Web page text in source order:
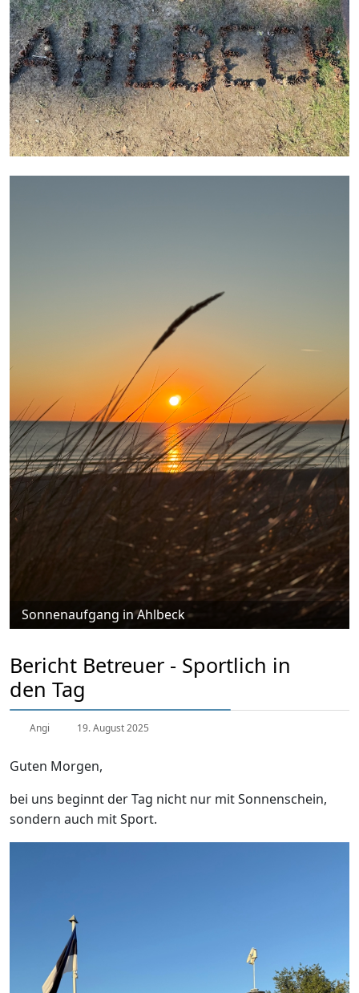
Sonnenaufgang in Ahlbeck
Bericht Betreuer - Sportlich in
den Tag
Angi 19. August 2025
Guten Morgen,
bei uns beginnt der Tag nicht nur mit Sonnenschein,
sondern auch mit Sport.